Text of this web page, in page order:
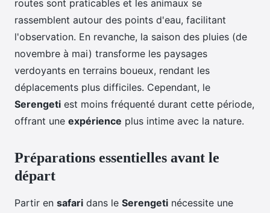
routes sont praticables et les animaux se
rassemblent autour des points d'eau, facilitant
l'observation. En revanche, la saison des pluies (de
novembre à mai) transforme les paysages
verdoyants en terrains boueux, rendant les
déplacements plus difficiles. Cependant, le
Serengeti est moins fréquenté durant cette période,
offrant une expérience plus intime avec la nature.
Préparations essentielles avant le
départ
Partir en safari dans le Serengeti nécessite une